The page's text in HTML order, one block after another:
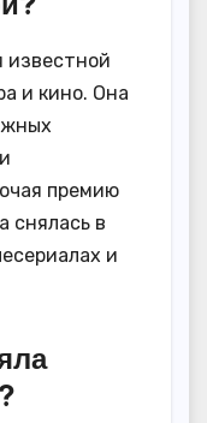
известной
и кино. Она
премию
снялась в
и